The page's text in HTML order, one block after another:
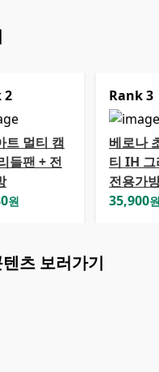
2
트 멀티 캠
들팬 + 전
원
Rank3
베로나
티 IH
전용가
35,900
츠 보러가기